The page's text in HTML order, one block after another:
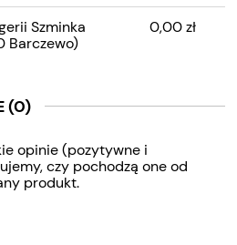
Szminka
Barczewo)
0,00 zł
(0)
opinie (pozytywne i
czy pochodzą one od
produkt.